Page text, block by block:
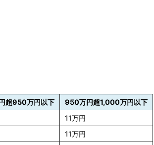
超950万円以下
950万円超1,000万円以下
11万円
11万円